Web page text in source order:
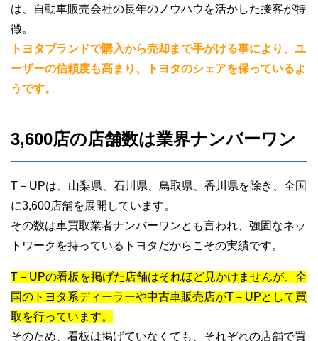
は、自動車販売会社の長年のノウハウを活かした接客が特
徴。
トヨタブランドで購入から売却まで手がける事により、ユ
ーザーの信頼度も高まり、トヨタのシェアを保っているよ
うです。
3,600店の店舗数は業界ナンバーワン
T－UPは、山梨県、石川県、鳥取県、香川県を除き、全国
に3,600店舗を展開しています。
その数は車買取業者ナンバーワンとも言われ、強固なネッ
トワークを持っているトヨタだからこその実績です。
T－UPの看板を掲げた店舗はそれほど見かけませんが、全
国のトヨタ系ディーラーや中古車販売店がT－UPとして買
取を行っています。
そのため、看板は掲げていなくても、それぞれの店舗で買